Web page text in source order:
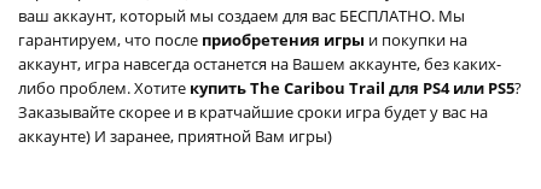
ваш аккаунт, который мы создаем для вас БЕСПЛАТНО. Мы
гарантируем, что после приобретения игры и покупки на
аккаунт, игра навсегда останется на Вашем аккаунте, без каких-
либо проблем. Хотите купить The Caribou Trail для PS4 или PS5?
Заказывайте скорее и в кратчайшие сроки игра будет у вас на
аккаунте) И заранее, приятной Вам игры)